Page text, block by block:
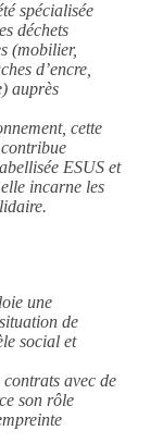
spécialisée
déchets
(mobilier,
d’encre,
auprès
cette
ESUS et
incarne les
une
de
social et
avec de
son rôle